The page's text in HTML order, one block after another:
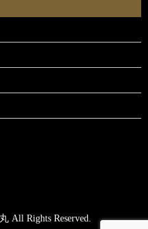
All Rights Reserved.